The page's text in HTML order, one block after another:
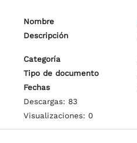
Nombre
Descripción
Categoría
Tipo de documento
Fechas
Descargas: 83
Visualizaciones: 0